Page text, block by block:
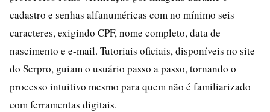
cadastro e senhas alfanuméricas com no mínimo seis
caracteres, exigindo CPF, nome completo, data de
nascimento e e-mail. Tutoriais oficiais, disponíveis no site
do Serpro, guiam o usuário passo a passo, tornando o
processo intuitivo mesmo para quem não é familiarizado
com ferramentas digitais.